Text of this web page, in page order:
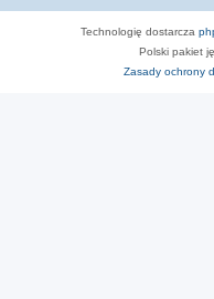
Technologię dostarcza
Polski pakiet
Zasady ochrony